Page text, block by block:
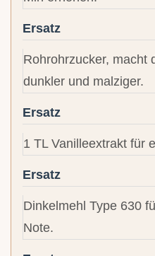
Ersatz
Rohrohrzucker, macht
dunkler und malziger.
Ersatz
1 TL Vanilleextrakt für
Ersatz
Dinkelmehl Type 630
Note.